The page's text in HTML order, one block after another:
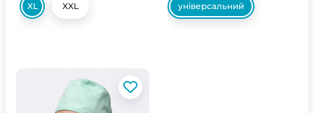
XL XXL універсальний